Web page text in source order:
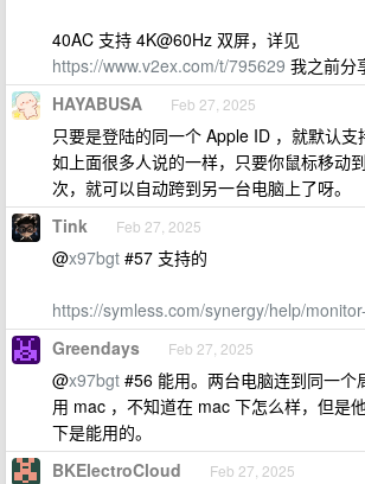
40AC 支持 4K@60Hz 双屏，详见
https://www.v2ex.com/t/795629 我之前分
HAYABUSA Feb 27, 2025
只要是登陆的同一个 Apple ID ，就默认支
如上面很多人说的一样，只要你鼠标移动
次，就可以自动跨到另一台电脑上了呀。
Tink Feb 27, 2025
@x97bgt #57 支持的
https://symless.com/synergy/help/
Greendays Feb 27, 2025
@x97bgt #56 能用。两台电脑连到同一个
用 mac ，不知道在 mac 下怎么样，但是
下是能用的。
BKElectroCloud Feb 27, 2025